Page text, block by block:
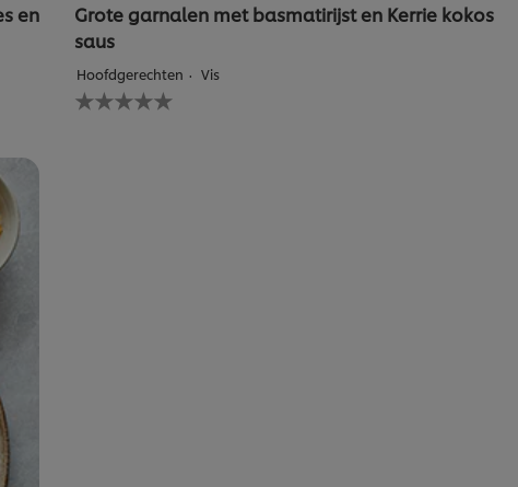
en
Grote garnalen met basmatirijst en Kerrie kokos
saus
Hoofdgerechten Vis
Geen
beoordelingen